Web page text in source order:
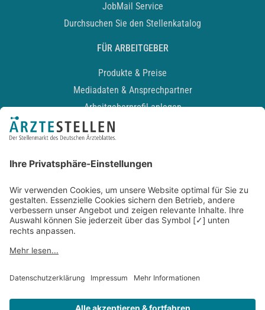
JobMail Service
Durchsuchen Sie den Stellenkatalog
FÜR ARBEITGEBER
Produkte & Preise
Mediadaten & Ansprechpartner
Arbeitgeberprofil anlegen
Recruiting-Podcast
Kontakt
Datenschutz
Newsletter